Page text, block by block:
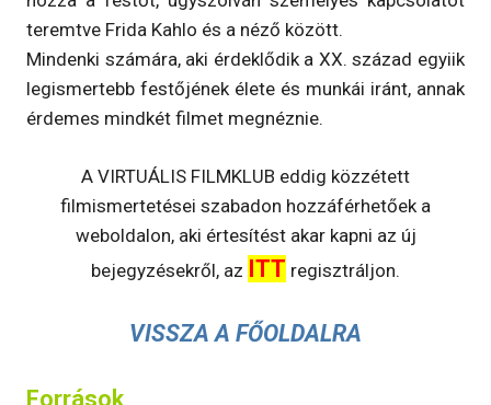
teremtve Frida Kahlo és a néző között.
Mindenki számára, aki érdeklődik a XX. század egyiik
legismertebb festőjének élete és munkái iránt, annak
érdemes mindkét filmet megnéznie.
A VIRTUÁLIS FILMKLUB eddig közzétett
filmismertetései szabadon hozzáférhetőek a
weboldalon, aki értesítést akar kapni az új
bejegyzésekről, az ITT regisztráljon.
VISSZA A FŐOLDALRA
Források